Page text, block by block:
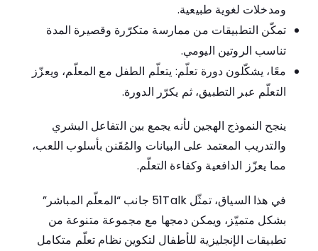
ومدخلات لغوية طبيعية.
تمكّن التطبيقات من ممارسة متكرّرة وقصيرة المدة
تناسب الروتين اليومي.
معًا، يشكّلون دورة تعلّم: يتعلّم الطفل مع المعلّم، ويعزّز
التعلّم عبر التطبيق، ثم يكرّر الدورة.
ينجح النموذج الهجين لأنه يجمع بين التفاعل البشري
والتدريب المعتمد على البيانات والمُقَنن بأسلوب اللعب،
مما يعزّز الدافعية وكفاءة التعلّم.
في هذا السياق، تمثّل 51Talk جانب “المعلّم المباشر”
بشكل متميّز، ويمكن دمجها مع مجموعة متنوعة من
تطبيقات الإنجليزية للأطفال لتكوين نظام تعلّم متكامل